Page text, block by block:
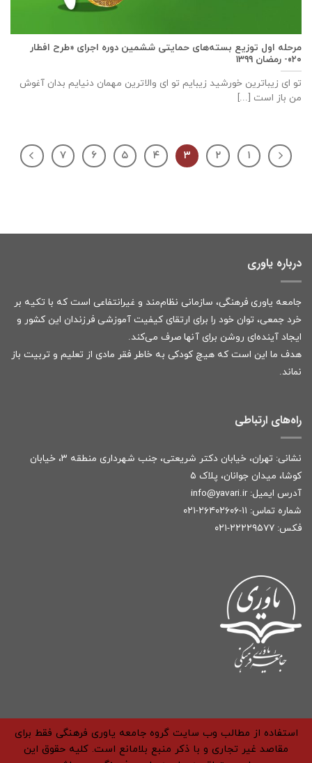
مرحله اول توزیع بسته‌های حمایتی ششمین دوره اجرای «طرح افطار
۲۰»- رمضان ۱۳۹۹
تو ای زیباترین خورشید زیبایم تو ای والاترین مهمان دنیایم بدان آغوش
من باز است [...]
۱ ۲ ۳ ۴ ۵ ۶ ۷
درباره یاوری
جامعه یاوری فرهنگی، سازمانی نظام‌مند و غیرانتفاعی است که با تکیه بر
خرد جمعی، توان خود را برای ارتقای کیفیت آموزشی فرزندان این کشور و
ایجاد آینده‌ای روشن برای آنها صرف می‌کند.
هدف ما این است که هیچ کودکی به خاطر فقر مادی از تعلیم و تربیت باز
نماند.
راه‌های ارتباطی
نشانی: تهران، خیابان دکتر شریعتی، جنب شهرداری منطقه ۳، خیابان
کوشا، میدان جوانان، پلاک ۵
آدرس ایمیل: info@yavari.ir
شماره تماس: ۱۱-۲۶۴۰۲۶۰۶-۰۲۱
فکس: ۲۲۲۲۹۵۷۷-۰۲۱
استفاده از مطالب وب سایت گروه جامعه یاوری فرهنگی فقط برای
مقاصد غیر تجاری و با ذکر منبع بلامانع است. کلیه حقوق این